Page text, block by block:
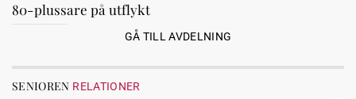
80-plussare på utflykt
GÅ TILL AVDELNING
SENIOREN RELATIONER